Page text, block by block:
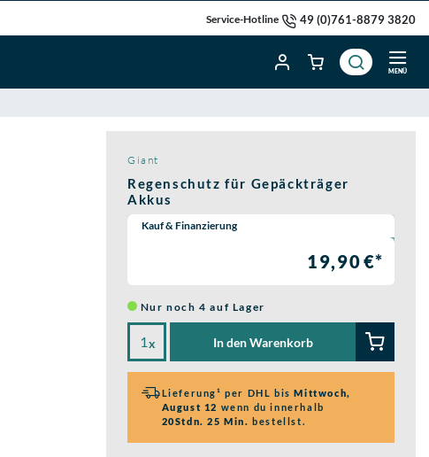
Service-Hotline 49 (0)761-8879 3820
MENÜ
Giant
Regenschutz für Gepäckträger
Akkus
Wähle eine Preisoption:
Kauf & Finanzierung
19,90 €*
Nur noch 4 auf Lager
x In den Warenkorb
Lieferung¹ per DHL bisMittwoch,
August 12 wenn du innerhalb
20Stdn. 25 Min. bestellst.